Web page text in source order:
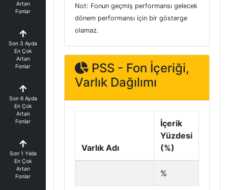
Artan
Fonlar
Son 3 Ayda
En Çok
Artan
Fonlar
Son 6 Ayda
En Çok
Artan
Fonlar
Son 1 Yılda
En Çok
Artan
Fonlar
Not: Fonun geçmiş performansı gelecek
dönem performansı için bir gösterge
olamaz.
PSS - Fon İçeriği,
Varlık Dağılımı
Varlık Adı
İçerik
Yüzdesi
(%)
%